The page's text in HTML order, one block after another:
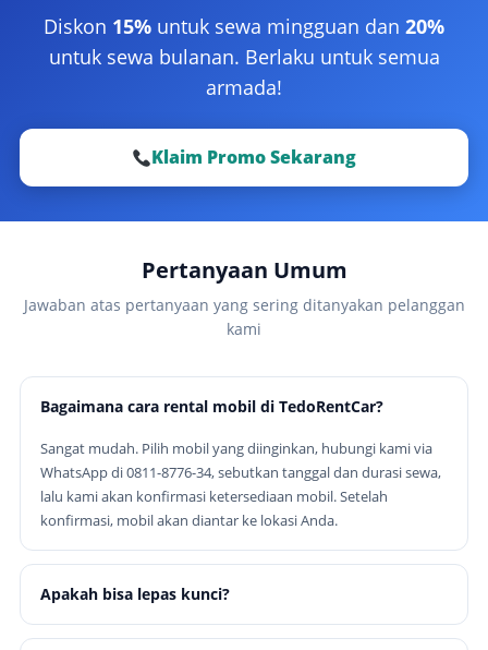
Diskon 15% untuk sewa mingguan dan 20%
untuk sewa bulanan. Berlaku untuk semua
armada!
Klaim Promo Sekarang
Pertanyaan Umum
Jawaban atas pertanyaan yang sering ditanyakan pelanggan
kami
Bagaimana cara rental mobil di TedoRentCar?
Sangat mudah. Pilih mobil yang diinginkan, hubungi kami via
WhatsApp di 0811-8776-34, sebutkan tanggal dan durasi sewa,
lalu kami akan konfirmasi ketersediaan mobil. Setelah
konfirmasi, mobil akan diantar ke lokasi Anda.
Apakah bisa lepas kunci?
Ya, tersedia opsi lepas kunci untuk perorangan dengan